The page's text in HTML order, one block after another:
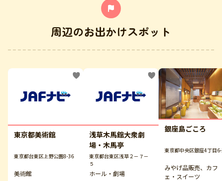
周辺のお出かけスポット
東京都美術館
東京都台東区上野公園8-36
美術館
浅草木馬館大衆劇
場・木馬亭
東京都台東区浅草２－７－
５
ホール・劇場
銀座島ごころ
東京都中央区銀座4丁目
みやげ品販売、カフ
ェ・スイーツ